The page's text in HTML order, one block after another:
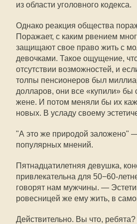
из области уголовного кодекса.
Однако реакция общества
Поражает, с каким рвением
защищают свое право жить с
девочками. Такое ощущение,
отсутствии возможностей, и
толпы пенсионеров был
долларов, они все «купили» бы
жене. И потом меняли бы их
новых. В усладу своему
"А это же природой заложено"
популярных мнений.
Пятнадцатилетняя девушка,
привлекательна для 50−60-
говорят нам мужчины. —
ровесницей же ему жить, в
Действительно. Вы что,